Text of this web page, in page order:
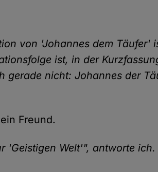
von 'Johannes dem Täufer'
ist, in der
gerade nicht: Johannes der
Freund.
'Geistigen Welt'", antworte ich.